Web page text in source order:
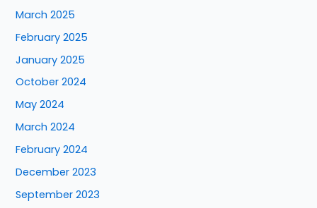
March 2025
February 2025
January 2025
October 2024
May 2024
March 2024
February 2024
December 2023
September 2023